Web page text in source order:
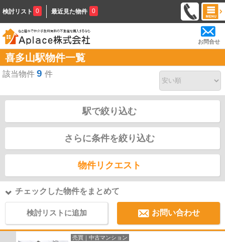
検討リスト 0 最近見た物件 0
お問合せ
喜多山駅物件一覧
該当物件 9 件
駅で絞り込む
さらに条件を絞り込む
物件リクエスト
チェックした物件をまとめて
検討リストに追加 お問い合わせ
売買｜中古マンション